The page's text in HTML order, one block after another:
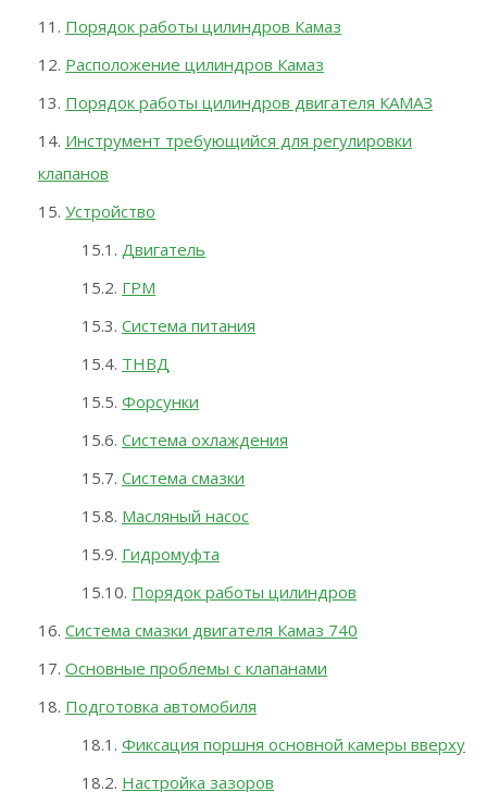
Порядок работы цилиндров Камаз
Расположение цилиндров Камаз
Порядок работы цилиндров двигателя КАМАЗ
Инструмент требующийся для регулировки
клапанов
Устройство
Двигатель
ГРМ
Система питания
ТНВД
Форсунки
Система охлаждения
Система смазки
Масляный насос
Гидромуфта
Порядок работы цилиндров
Система смазки двигателя Камаз 740
Основные проблемы с клапанами
Подготовка автомобиля
Фиксация поршня основной камеры вверху
Настройка зазоров